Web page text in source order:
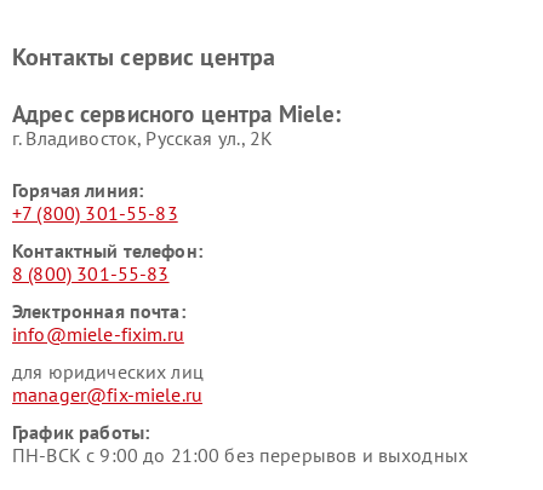
Miele
Miele
пылесосов Miele
Контакты сервис центра
Адрес сервисного центра Miele:
г. Владивосток, Русская ул., 2К
Горячая линия:
+7 (800) 301-55-83
Контактный телефон:
8 (800) 301-55-83
Электронная почта:
info@miele-fixim.ru
для юридических лиц
manager@fix-miele.ru
График работы:
ПН-ВСК с 9:00 до 21:00 без перерывов и выходных